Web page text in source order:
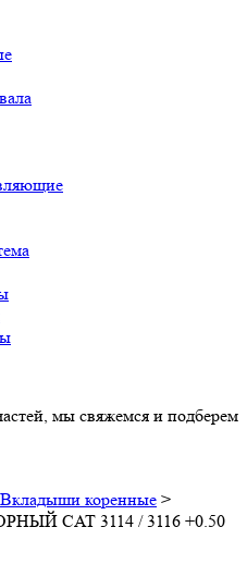
мы свяжемся и подберем
Вкладыши коренные >
CAT 3114 / 3116 +0.50